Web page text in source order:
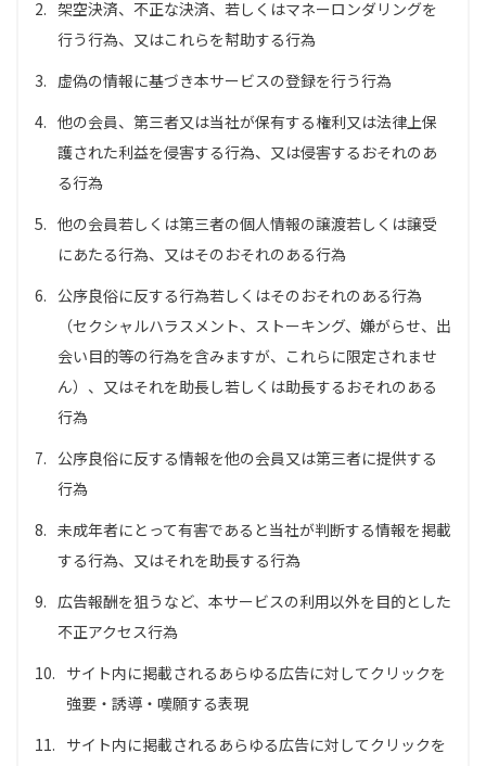
2. 架空決済、不正な決済、若しくはマネーロンダリングを
行う行為、又はこれらを幇助する行為
3. 虚偽の情報に基づき本サービスの登録を行う行為
4. 他の会員、第三者又は当社が保有する権利又は法律上保
護された利益を侵害する行為、又は侵害するおそれのあ
る行為
5. 他の会員若しくは第三者の個人情報の譲渡若しくは譲受
にあたる行為、又はそのおそれのある行為
6. 公序良俗に反する行為若しくはそのおそれのある行為
（セクシャルハラスメント、ストーキング、嫌がらせ、出
会い目的等の行為を含みますが、これらに限定されませ
ん）、又はそれを助長し若しくは助長するおそれのある
行為
7. 公序良俗に反する情報を他の会員又は第三者に提供する
行為
8. 未成年者にとって有害であると当社が判断する情報を掲載
する行為、又はそれを助長する行為
9. 広告報酬を狙うなど、本サービスの利用以外を目的とした
不正アクセス行為
10. サイト内に掲載されるあらゆる広告に対してクリックを
強要・誘導・嘆願する表現
11. サイト内に掲載されるあらゆる広告に対してクリックを